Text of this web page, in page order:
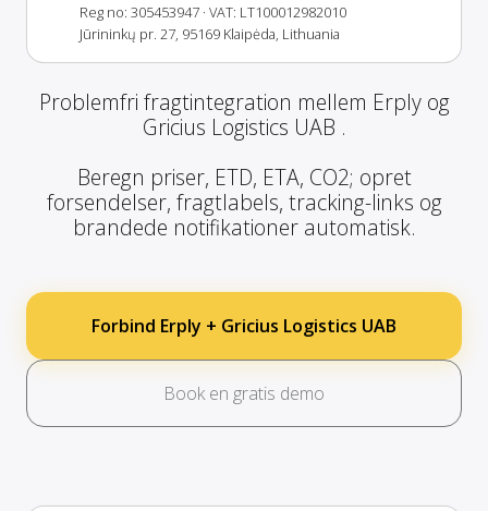
Reg no: 305453947 · VAT: LT100012982010
Jūrininkų pr. 27, 95169 Klaipėda, Lithuania
Problemfri fragtintegration mellem Erply og
Gricius Logistics UAB .
Beregn priser, ETD, ETA, CO2; opret
forsendelser, fragtlabels, tracking-links og
brandede notifikationer automatisk.
Forbind Erply + Gricius Logistics UAB
Book en gratis demo